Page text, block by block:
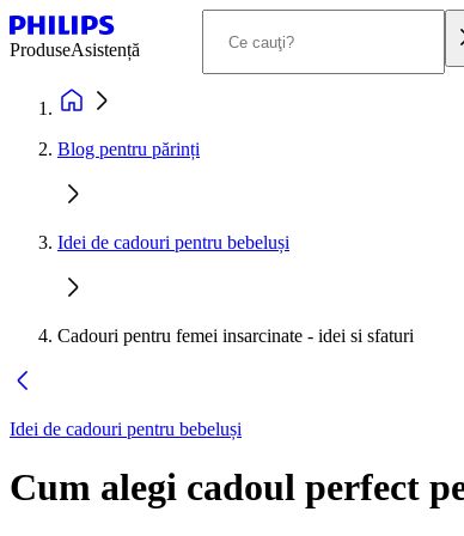
ProduseAsistență
Blog pentru părinți
Idei de cadouri pentru bebeluși
Cadouri pentru femei insarcinate - idei si sfaturi
Idei de cadouri pentru bebeluși
Cum alegi cadoul perfect